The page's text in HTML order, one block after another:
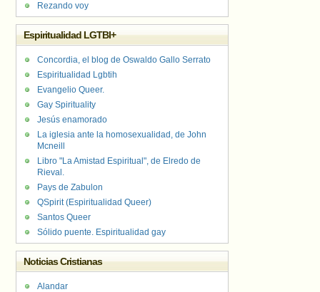
Rezando voy
Espiritualidad LGTBI+
Concordia, el blog de Oswaldo Gallo Serrato
Espiritualidad Lgbtih
Evangelio Queer.
Gay Spirituality
Jesús enamorado
La iglesia ante la homosexualidad, de John
Mcneill
Libro "La Amistad Espiritual", de Elredo de
Rieval.
Pays de Zabulon
QSpirit (Espiritualidad Queer)
Santos Queer
Sólido puente. Espiritualidad gay
Noticias Cristianas
Alandar